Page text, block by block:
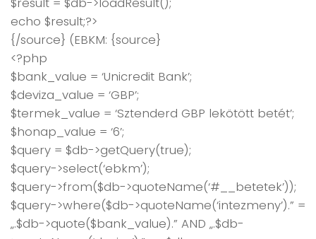
echo $result;?>
{/source} (EBKM: {source}
<?php
$bank_value = ‘Unicredit Bank’;
$deviza_value = ‘GBP’;
$termek_value = ‘Sztenderd GBP lekötött betét’;
$honap_value = ‘6’;
$query = $db->getQuery(true);
$query->select(‘ebkm’);
$query->from($db->quoteName(‘#__betetek’));
$query->where($db->quoteName(‘intezmeny’).” =
„.$db->quote($bank_value).” AND „.$db-